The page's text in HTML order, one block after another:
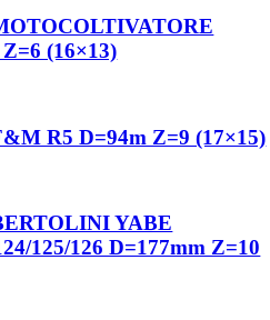
(16×13)
R5 D=94m Z=9 (17×15)
YABE
125/126 D=177mm Z=10